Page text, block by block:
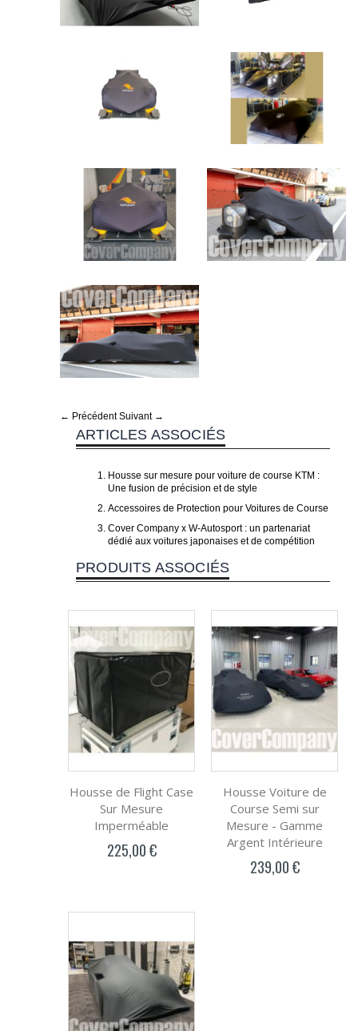
← Précédent Suivant →
ARTICLES ASSOCIÉS
Housse sur mesure pour voiture de course KTM :
Une fusion de précision et de style
Accessoires de Protection pour Voitures de Course
Cover Company x W-Autosport : un partenariat
dédié aux voitures japonaises et de compétition
PRODUITS ASSOCIÉS
Housse de Flight Case
Sur Mesure
Imperméable
225,00 €
Housse Voiture de
Course Semi sur
Mesure - Gamme
Argent Intérieure
239,00 €